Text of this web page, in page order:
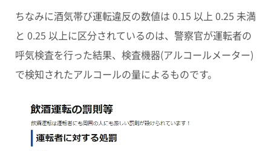
ちなみに酒気帯び運転違反の数値は 0.15 以上 0.25 未満
と 0.25 以上に区分されているのは、警察官が運転者の
呼気検査を行った結果、検査機器(アルコールメーター)
で検知されたアルコールの量によるものです。